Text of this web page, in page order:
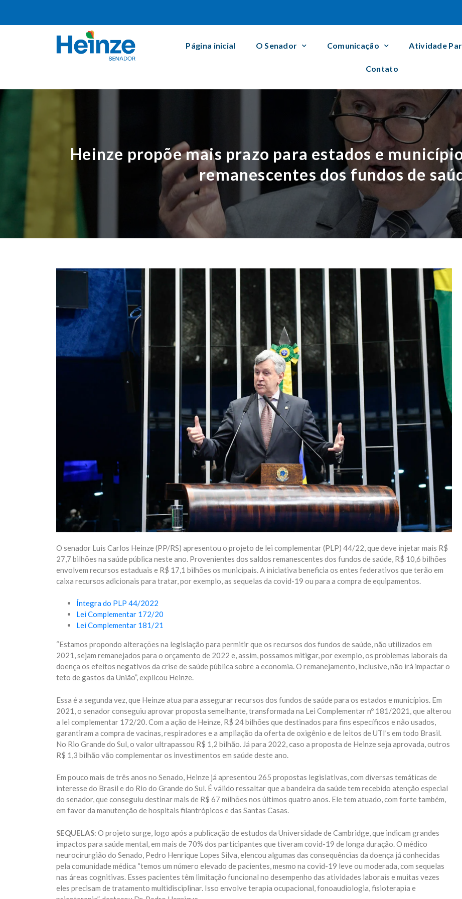
Página inicial O Senador Comunicação Atividade
Contato
Heinze propõe mais prazo para estados e
remanescentes dos fundos de
O senador Luis Carlos Heinze (PP/RS) apresentou o projeto de lei complementar (PLP) 44/22, que deve injetar mais R$
27,7 bilhões na saúde pública neste ano. Provenientes dos saldos remanescentes dos fundos de saúde, R$ 10,6 bilhões
envolvem recursos estaduais e R$ 17,1 bilhões os municipais. A iniciativa beneficia os entes federativos que terão em
caixa recursos adicionais para tratar, por exemplo, as sequelas da covid-19 ou para a compra de equipamentos.
Íntegra do PLP 44/2022
Lei Complementar 172/20
Lei Complementar 181/21
“Estamos propondo alterações na legislação para permitir que os recursos dos fundos de saúde, não utilizados em
2021, sejam remanejados para o orçamento de 2022 e, assim, possamos mitigar, por exemplo, os problemas laborais da
doença os efeitos negativos da crise de saúde pública sobre a economia. O remanejamento, inclusive, não irá impactar o
teto de gastos da União”, explicou Heinze.
Essa é a segunda vez, que Heinze atua para assegurar recursos dos fundos de saúde para os estados e municípios. Em
2021, o senador conseguiu aprovar proposta semelhante, transformada na Lei Complementar nº 181/2021, que alterou
a lei complementar 172/20. Com a ação de Heinze, R$ 24 bilhões que destinados para fins específicos e não usados,
garantiram a compra de vacinas, respiradores e a ampliação da oferta de oxigênio e de leitos de UTI’s em todo Brasil.
No Rio Grande do Sul, o valor ultrapassou R$ 1,2 bilhão. Já para 2022, caso a proposta de Heinze seja aprovada, outros
R$ 1,3 bilhão vão complementar os investimentos em saúde deste ano.
Em pouco mais de três anos no Senado, Heinze já apresentou 265 propostas legislativas, com diversas temáticas de
interesse do Brasil e do Rio do Grande do Sul. É válido ressaltar que a bandeira da saúde tem recebido atenção especial
do senador, que conseguiu destinar mais de R$ 67 milhões nos últimos quatro anos. Ele tem atuado, com forte também,
em favor da manutenção de hospitais filantrópicos e das Santas Casas.
SEQUELAS: O projeto surge, logo após a publicação de estudos da Universidade de Cambridge, que indicam grandes
impactos para saúde mental, em mais de 70% dos participantes que tiveram covid-19 de longa duração. O médico
neurocirurgião do Senado, Pedro Henrique Lopes Silva, elencou algumas das consequências da doença já conhecidas
pela comunidade médica “temos um número elevado de pacientes, mesmo na covid-19 leve ou moderada, com sequelas
nas áreas cognitivas. Esses pacientes têm limitação funcional no desempenho das atividades laborais e muitas vezes
eles precisam de tratamento multidisciplinar. Isso envolve terapia ocupacional, fonoaudiologia, fisioterapia e